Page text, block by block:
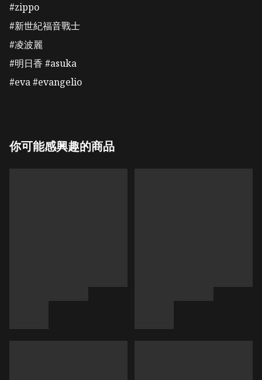
#zippo
#新世紀福音戰士
#凌波麗
#明日香 #asuka
#eva #evangelio
你可能感興趣的商品